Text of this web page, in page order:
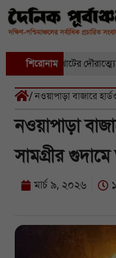
শিরোনাম
একচুরি, বখাটের দৌরাত্ম্যে
/ নওয়াপাড়া বাজারে
নওয়াপাড়া
সামগ্রীর
মার্চ ৯, ২০২৬